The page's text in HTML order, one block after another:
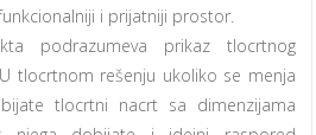
i prijatniji prostor.
podrazumeva prikaz tlocrtnog
tlocrtnom rešenju ukoliko se menja
tlocrtni nacrt sa dimenzijama